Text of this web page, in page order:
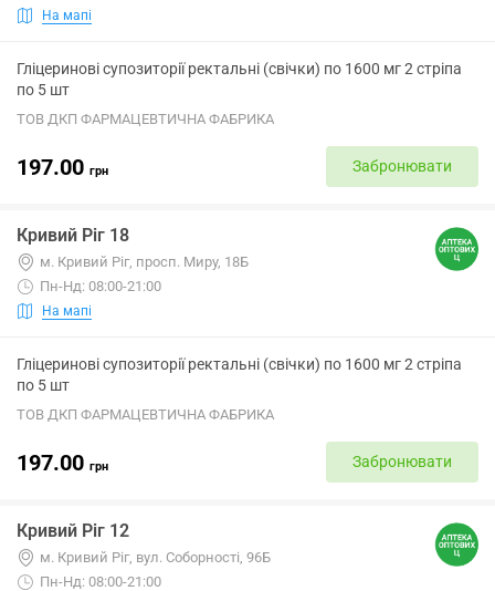
На мапі
Гліцеринові супозиторії ректальні (свічки) по 1600 мг 2 стріпа
по 5 шт
ТОВ ДКП ФАРМАЦЕВТИЧНА ФАБРИКА
197.00 грн Забронювати
Кривий Ріг 18
м. Кривий Ріг, просп. Миру, 18Б
Пн-Нд: 08:00-21:00
На мапі
Гліцеринові супозиторії ректальні (свічки) по 1600 мг 2 стріпа
по 5 шт
ТОВ ДКП ФАРМАЦЕВТИЧНА ФАБРИКА
197.00 грн Забронювати
Кривий Ріг 12
м. Кривий Ріг, вул. Соборності, 96Б
Пн-Нд: 08:00-21:00